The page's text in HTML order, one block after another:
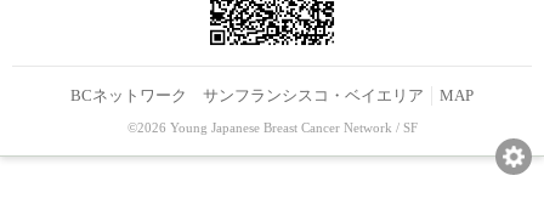
BCネットワーク サンフランシスコ・ベイエリア MAP
©2026 Young Japanese Breast Cancer Network / SF